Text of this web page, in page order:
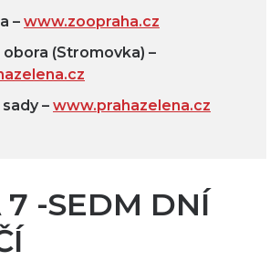
– www.zoopraha.cz
obora (Stromovka) –
– www.prahazelena.cz
-SEDM DNÍ